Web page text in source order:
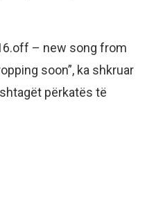
– new song from
soon”, ka shkruar
përkatës të